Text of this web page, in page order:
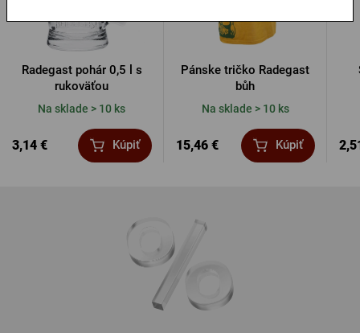
Radegast pohár 0,5 l s
rukoväťou
Na sklade > 10 ks
3,14 € Kúpiť
Pánske tričko Radegast
bůh
Na sklade > 10 ks
15,46 € Kúpiť